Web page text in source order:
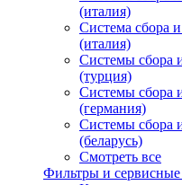
(италия)
Система сбора
(италия)
Системы сбора
(турция)
Системы сбора
(германия)
Системы сбора
(беларусь)
Смотреть все
Фильтры и